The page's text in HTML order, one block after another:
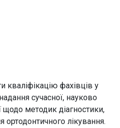
кваліфікацію фахівців у
сучасної, науково
щодо методик діагностики,
ортодонтичного лікування.